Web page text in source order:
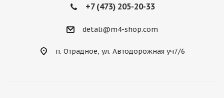
+7 (473) 205-20-33
detali@m4-shop.com
п. Отрадное, ул. Автодорожная уч7/6